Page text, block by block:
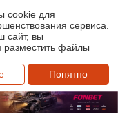
cookie для
сервиса.
сайт, вы
файлы
Понятно